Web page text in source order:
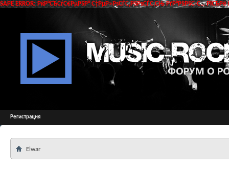
SAPE ERROR: РќР°СЂСѓС€РµРЅР° С†РµР»РѕСЃС‚РЅРѕСЃС‚СЊ РґР°РЅРЅС‹С…
Регистрация
Elwar